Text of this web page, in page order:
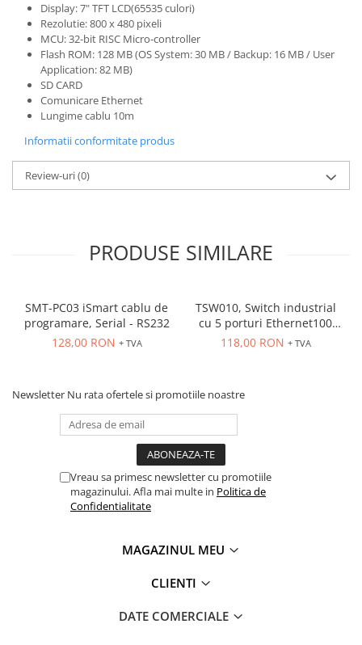
Bariere optice de protectie
Control si comutatie
Surse de alimentare
MINI-PS
Modul Buffer
Module DC-UPC
Module redundanta
QUINT-PS
Seria Chrome
Seria PMT&PMC
Seria Sync
STEP-PS
TRIO-UPS
Contactoare
Lampa multi LED
Intrerupatoare de protectie
Direct-On-Line Starters
Display: 7" TFT LCD(65535 culori)
Rezolutie: 800 x 480 pixeli
MCU: 32-bit RISC Micro-controller
Flash ROM: 128 MB (OS System: 30 MB / Backup: 16 MB / User
Application: 82 MB)
SD CARD
Comunicare Ethernet
Lungime cablu 10m
Informatii conformitate produs
Review-uri(0)
PRODUSE SIMILARE
SMT-PC03 iSmart cablu de
programare, Serial - RS232
128,00 RON + TVA
TSW010, Switch industrial
cu 5 porturi Ethernet100
Mbps, montaj pe sina
118,00 RON + TVA
Newsletter Nu rata ofertele si promotiile noastre
Vreau sa primesc newsletter cu promotiile
magazinului. Afla mai multe in Politica de
Confidentialitate
MAGAZINUL MEU
CLIENTI
DATE COMERCIALE